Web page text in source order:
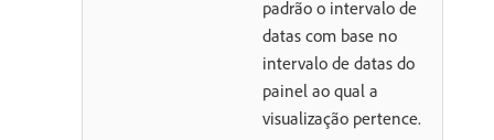
padrão o intervalo de
datas com base no
intervalo de datas do
painel ao qual a
visualização pertence.